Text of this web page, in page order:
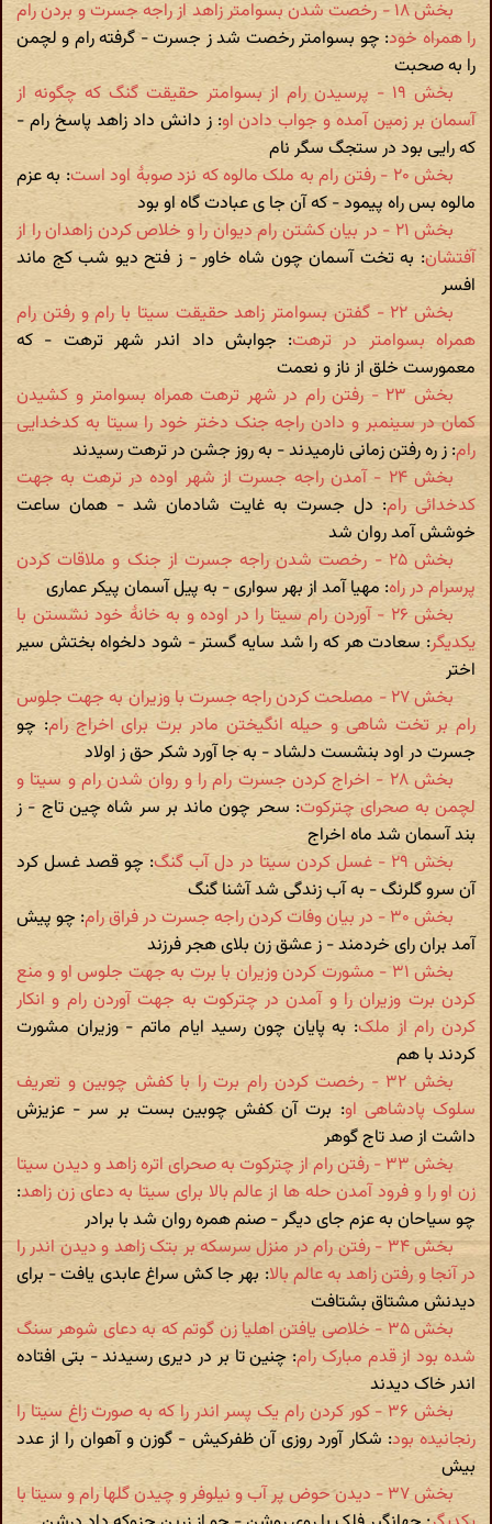
بخش ۱۸ - رخصت شدن بسوامتر زاهد از راجه جسرت و بردن رام
را همراه خود: چو بسوامتر رخصت شد ز جسرت - گرفته رام و لچمن
را به صحبت
بخش ۱۹ - پرسیدن رام از بسوامتر حقیقت گنگ که چگونه از
آسمان بر زمین آمده و جواب دادن او: ز دانش داد زاهد پاسخ رام -
که رایی بود در ستجگ سگر نام
بخش ۲۰ - رفتن رام به ملک مالوه که نزد صوبۀ اود است
: به عزم
مالوه بس راه پیمود - که آن جا ی عبادت گاه او بود
بخش ۲۱ - در بیان کشتن رام دیوان را و خلاص کردن زاهدان را از
آفتشان: به تخت آسمان چون شاه خاور - ز فتح دیو شب کج ماند
افسر
بخش ۲۲ - گفتن بسوامتر زاهد حقیقت سیتا با رام و رفتن رام
همراه بسوامتر در ترهت: جوابش داد اندر شهر ترهت - که
معمورست خلق از ناز و نعمت
بخش ۲۳ - رفتن رام در شهر ترهت همراه بسوامتر و کشیدن
کمان در سینمبر و دادن راجه جنک دختر خود را سیتا به کدخدایی
رام: ز ره رفتن زمانی نارمیدند - به روز جشن در ترهت رسیدند
بخش ۲۴ - آمدن راجه جسرت از شهر اوده در ترهت به جهت
کدخدائی رام: دل جسرت به غایت شادمان شد - همان ساعت
خوشش آمد روان شد
بخش ۲۵ - رخصت شدن راجه جسرت از جنک و ملاقات کردن
پرسرام در راه: مهیا آمد از بهر سواری - به پیل آسمان پیکر عماری
بخش ۲۶ - آوردن رام سیتا را در اوده و به خانۀ خود نشستن با
یکدیگر: سعادت هر که را شد سایه گستر - شود دلخواه بختش سیر
اختر
بخش ۲۷ - مصلحت کردن راجه جسرت با وزیران به جهت جلوس
رام بر تخت شاهی و حیله انگیختن مادر برت برای اخراج رام: چو
جسرت در اود بنشست دلشاد - به جا آورد شکر حق ز اولاد
بخش ۲۸ - اخراج کردن جسرت رام را و روان شدن رام و سیتا و
لچمن به صحرای چترکوت: سحر چون ماند بر سر شاه چین تاج - ز
بند آسمان شد ماه اخراج
بخش ۲۹ - غسل کردن سیتا در دل آب گنگ
: چو قصد غسل کرد
آن سرو گلرنگ - به آب زندگی شد آشنا گنگ
بخش ۳۰ - در بیان وفات کردن راجه جسرت در فراق رام
: چو پیش
آمد بران رای خردمند - ز عشق زن بلای هجر فرزند
بخش ۳۱ - مشورت کردن وزیران با برت به جهت جلوس او و منع
کردن برت وزیران را و آمدن در چترکوت به جهت آوردن رام و انکار
کردن رام از ملک: به پایان چون رسید ایام ماتم - وزیران مشورت
کردند با هم
بخش ۳۲ - رخصت کردن رام برت را با کفش چوبین و تعریف
سلوک پادشاهی او: برت آن کفش چوبین بست بر سر - عزیزش
داشت از صد تاج گوهر
بخش ۳۳ - رفتن رام از چترکوت به صحرای اتره زاهد و دیدن سیتا
زن او را و فرود آمدن حله ها از عالم بالا برای سیتا به دعای زن زاهد:
چو سیاحان به عزم جای دیگر - صنم همره روان شد با برادر
بخش ۳۴ - رفتن رام در منزل سرسکه بر بتک زاهد و دیدن اندر را
در آنجا و رفتن زاهد به عالم بالا: بهر جا کش سراغ عابدی یافت - برای
دیدنش مشتاق بشتافت
بخش ۳۵ - خلاصی یافتن اهلیا زن گوتم که به دعای شوهر سنگ
شده بود از قدم مبارک رام: چنین تا بر در دیری رسیدند - بتی افتاده
اندر خاک دیدند
بخش ۳۶ - کور کردن رام یک پسر اندر را که به صورت زاغ سیتا را
رنجانیده بود: شکار آورد روزی آن ظفرکیش - گوزن و آهوان را از عدد
بیش
بخش ۳۷ - دیدن حوض پر آب و نیلوفر و چیدن گلها رام و سیتا با